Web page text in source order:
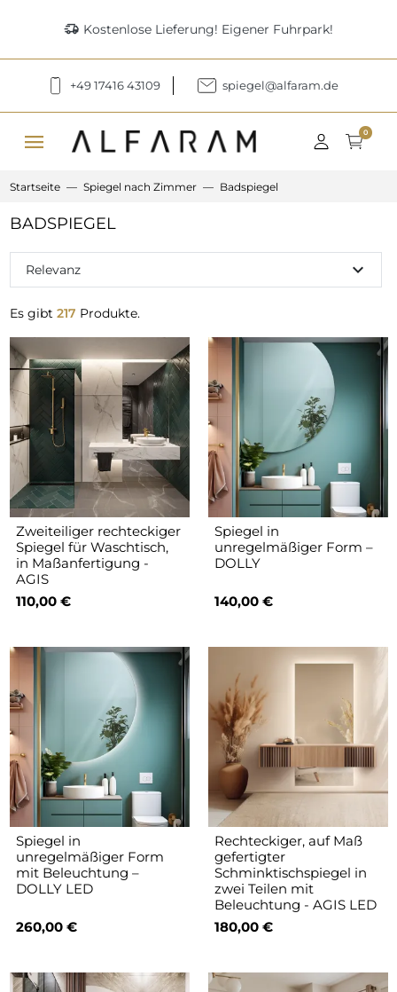
delivery_truck_speed Kostenlose Lieferung! Eigener Fuhrpark!
+49 17416 43109 spiegel@alfaram.de
menu 0
Startseite Spiegel nach Zimmer Badspiegel
BADSPIEGEL
Es gibt 217 Produkte.
Relevanz expand_more
Zweiteiliger rechteckiger
Spiegel für Waschtisch,
in Maßanfertigung -
AGIS
110,00 €
Spiegel in
unregelmäßiger Form –
DOLLY
140,00 €
Spiegel in
unregelmäßiger Form
mit Beleuchtung –
DOLLY LED
260,00 €
Rechteckiger, auf Maß
gefertigter
Schminktischspiegel in
zwei Teilen mit
Beleuchtung - AGIS LED
180,00 €